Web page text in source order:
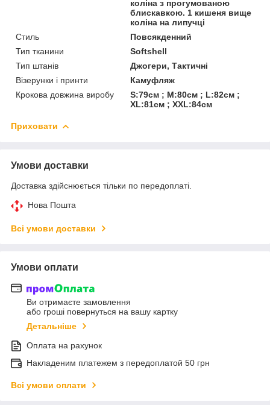
коліна з прогумованою
блискавкою. 1 кишеня вище
коліна на липучці
Стиль
Повсякденний
Тип тканини
Softshell
Тип штанів
Джогери, Тактичні
Візерунки і принти
Камуфляж
Крокова довжина виробу
S:79см ; M:80см ; L:82см ;
XL:81см ; XXL:84см
Приховати
Умови доставки
Доставка здійснюється тільки по передоплаті.
Нова Пошта
Всі умови доставки
Умови оплати
Ви отримаєте замовлення
або гроші повернуться на вашу картку
Детальніше
Оплата на рахунок
Накладеним платежем з передоплатой 50 грн
Всі умови оплати